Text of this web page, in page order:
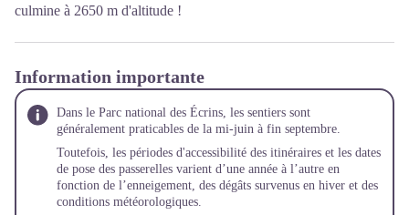
culmine à 2650 m d'altitude !
Information importante
Dans le Parc national des Écrins, les sentiers sont
généralement praticables de la mi-juin à fin septembre.
Toutefois, les périodes d'accessibilité des itinéraires et les dates
de pose des passerelles varient d’une année à l’autre en
fonction de l’enneigement, des dégâts survenus en hiver et des
conditions météorologiques.